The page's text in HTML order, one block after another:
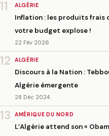
11 ALGÉRIE
Inflation : les produits frais
votre budget explose !
22 Fév 2026
12 ALGÉRIE
Discours à la Nation :
Algérie émergente
28 Déc 2024
13 AMÉRIQUE DU NORD
L’Algérie attend son «